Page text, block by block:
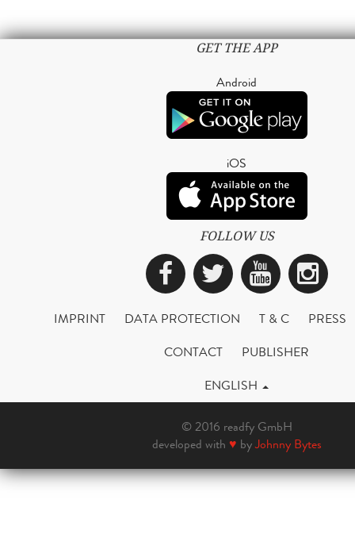
GET THE APP
Android
iOS
FOLLOW US
Facebook
Twitter
IMPRINT DATA PROTECTION T & C
PRESS
CONTACT
PUBLISHER
ENGLISH
© 2016 readfy GmbH
developed with ♥ byJohnny Bytes